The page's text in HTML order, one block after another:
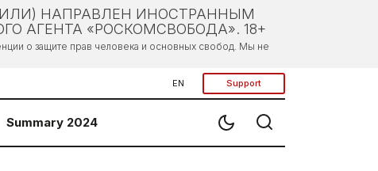
НАПРАВЛЕН ИНОСТРАННЫМ
АГЕНТА «РОСКОМСВОБОДА». 18+
о защите прав человека и основных свобод. Мы не
EN Support
Summary 2024